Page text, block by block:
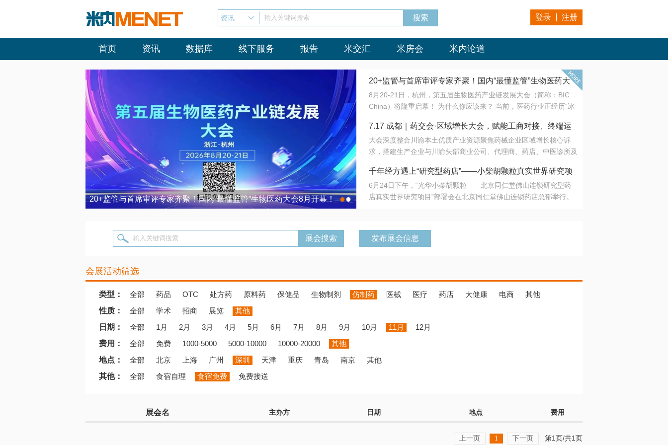
资讯 输入关键词搜索 登录 注册
首页 资讯 数据库 线下服务 报告 米交汇 米房会 米内论道
20+监管与首席审评专家齐聚！国内“最懂监管”生物医药大会8月开幕！ 7.17 成都｜药交会·区域增长大会，赋能工商对接、终端运营
●●
20+监管与首席审评专家齐聚！国内“最懂监管”生物医药大
会8月开幕！
8月20-21日，杭州，第五届生物医药产业链发展大会（简称：BIC
China）将隆重启幕！ 为什么你应该来？ 当前，医药行业正经历“冰
法正重新定义研发效率；另一端是创新药“最后一公里”的支付与入院
难题，呼唤更成熟的产业生态。 同质化“内卷”已无出路，全产业链协
同与出海能力建设才是破局关键。 本届大会以 “重构生态，定义未
算力突围；从中药创新、复杂药物制剂、CGT、多肽与小核酸的技
术攻坚，到CDMO的柔性智造。 我们致力于打破壁垒，让“实验
室”与“生产线”、“研发端”与“支付端”深度对话，更让监管、产业、资
7.17 成都｜药交会·区域增长大会，赋能工商对接、终端运
营
大会深度整合川渝本土优质产业资源聚焦药械企业区域增长核心诉
求，搭建生产企业与川渝头部商业公司、代理商、药店、中医诊所及
域增量份额夯实西南市场战略布局
千年经方遇上“研究型药店”——小柴胡颗粒真实世界研究项
目在北京同仁堂佛山连锁启动
6月24日下午，“光华小柴胡颗粒——北京同仁堂佛山连锁研究型药
店真实世界研究项目”部署会在北京同仁堂佛山连锁药店总部举行。
输入关键词搜索 发布展会信息
会展活动筛选
类型： 全部 药品 OTC 处方药 原料药 保健品 生物制剂 仿制药 医械 医疗 药店 大健康 电商
其他
性质：
全部 学术 招商 展览
其他
日期：
全部 1月 2月 3月 4月 5月 6月 7月 8月 9月 10月 11月
12月
费用：
全部 免费 1000-5000 5000-10000 10000-20000
其他
地点：
全部 北京 上海 广州 深圳 天津 重庆 青岛 南京
其他
其他：
全部 食宿自理 食宿免费 免费接送
展会名 主办方 日期 地点 费用
上一页 1 下一页 第1页/共1页